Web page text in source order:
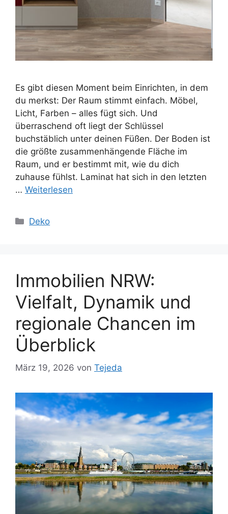
Es gibt diesen Moment beim Einrichten, in dem
du merkst: Der Raum stimmt einfach. Möbel,
Licht, Farben – alles fügt sich. Und
überraschend oft liegt der Schlüssel
buchstäblich unter deinen Füßen. Der Boden ist
die größte zusammenhängende Fläche im
Raum, und er bestimmt mit, wie du dich
zuhause fühlst. Laminat hat sich in den letzten
… Weiterlesen
Kategorien
Deko
Immobilien NRW:
Vielfalt, Dynamik und
regionale Chancen im
Überblick
März 19, 2026 von Tejeda